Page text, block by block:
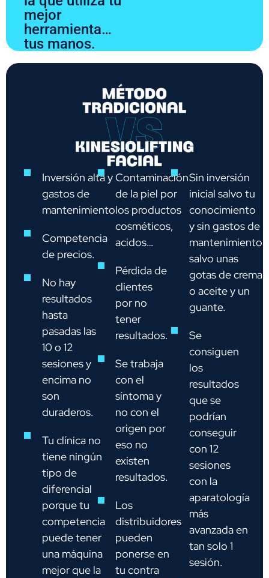
mejor
herramienta…
tus manos.
Inversión alta y
gastos de
mantenimiento
Competencia
de precios.
No hay
resultados
hasta
pasadas las
10 o 12
sesiones y
encima no
son
duraderos.
Tu clínica no
tiene ningún
tipo de
diferencial
porque tu
competencia
puede tener
una máquina
mejor que la
Contaminación
de la piel por
los productos
cosméticos,
acidos…
Pérdida de
clientes
por no
tener
resultados.
Se trabaja
con el
síntoma y
no con el
origen por
eso no
existen
resultados.
Los
distribuidores
pueden
ponerse en
tu contra
Sin inversión
inicial salvo tu
conocimiento
y sin gastos de
mantenimiento
salvo unas
gotas de crema
o aceite y un
guante.
Se
consiguen
los
resultados
que se
podrían
conseguir
con 12
sesiones
con la
aparatología
más
avanzada en
tan solo 1
sesión.